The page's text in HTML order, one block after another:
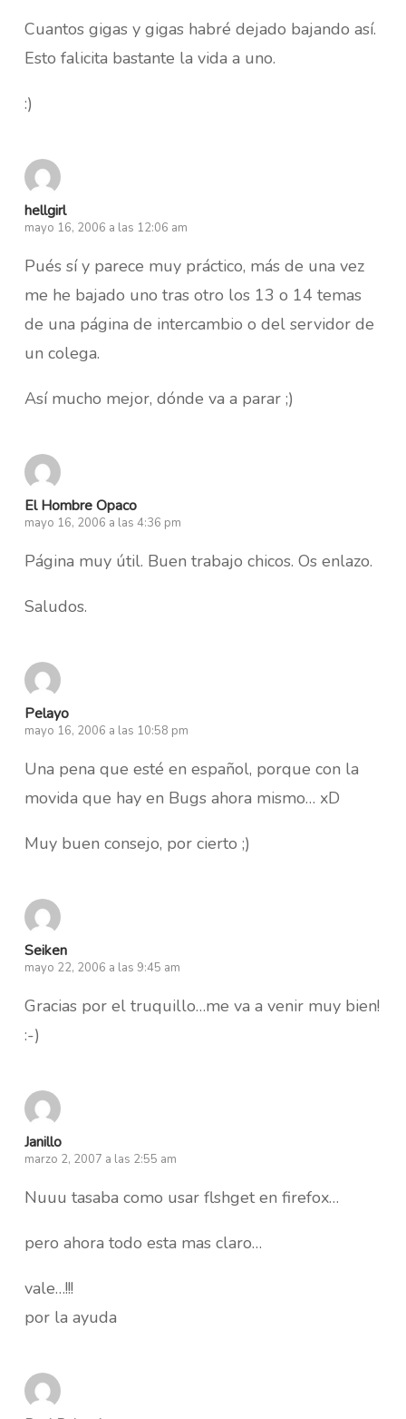
Cuantos gigas y gigas habré dejado bajando así.
Esto falicita bastante la vida a uno.
:)
hellgirl
mayo 16, 2006 a las 12:06 am
Pués sí y parece muy práctico, más de una vez
me he bajado uno tras otro los 13 o 14 temas
de una página de intercambio o del servidor de
un colega.
Así mucho mejor, dónde va a parar ;)
El Hombre Opaco
mayo 16, 2006 a las 4:36 pm
Página muy útil. Buen trabajo chicos. Os enlazo.
Saludos.
Pelayo
mayo 16, 2006 a las 10:58 pm
Una pena que esté en español, porque con la
movida que hay en Bugs ahora mismo… xD
Muy buen consejo, por cierto ;)
Seiken
mayo 22, 2006 a las 9:45 am
Gracias por el truquillo…me va a venir muy bien!
:-)
Janillo
marzo 2, 2007 a las 2:55 am
Nuuu tasaba como usar flshget en firefox…
pero ahora todo esta mas claro…
vale…!!!
por la ayuda